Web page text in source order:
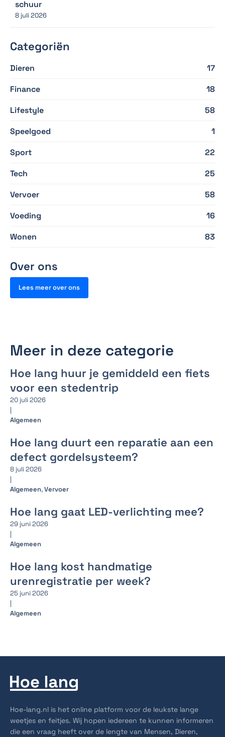
schuur
8 juli 2026
Categoriën
Dieren
17
Finance
18
Lifestyle
58
Speelgoed
1
Sport
22
Tech
25
Vervoer
58
Voeding
16
Wonen
83
Over ons
Lees meer over ons
Meer in deze categorie
Hoe lang huur je gemiddeld een fiets
voor een stedentrip
20 juli 2026
|
Algemeen
Hoe lang duurt een reparatie aan een
defect gordelsysteem?
8 juli 2026
|
Algemeen,Vervoer
Hoe lang gaat LED-verlichting mee?
29 juni 2026
|
Algemeen
Hoe lang kost handmatige
urenregistratie per week?
25 juni 2026
|
Algemeen
Hoe-lang.nl is het online platform voor de leukste lange
weetjes en feitjes. Wij hopen iedereen te kunnen informeren
die een vraag heeft over de lengte van Mensen, Dieren,